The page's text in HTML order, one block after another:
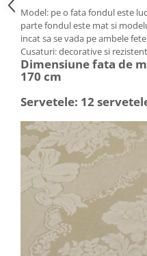
Model: pe o fata fondul este
parte fondul este mat si
incat sa se vada pe ambele fete
Cusaturi: decorative si
Dimensiune fata de
170 cm
Servetele: 12